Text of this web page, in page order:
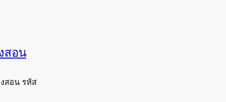
สอน
สอน รหัส